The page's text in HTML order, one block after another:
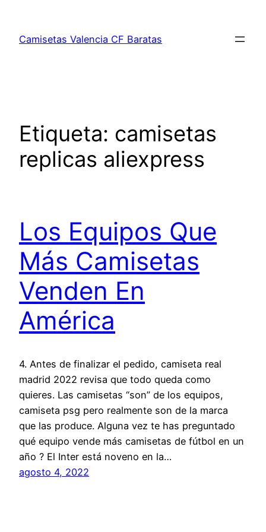
contenido
Camisetas Valencia CF Baratas
Etiqueta: camisetas
replicas aliexpress
Los Equipos Que
Más Camisetas
Venden En
América
4. Antes de finalizar el pedido, camiseta real
madrid 2022 revisa que todo queda como
quieres. Las camisetas “son” de los equipos,
camiseta psg pero realmente son de la marca
que las produce. Alguna vez te has preguntado
qué equipo vende más camisetas de fútbol en un
año ? El Inter está noveno en la…
agosto 4, 2022